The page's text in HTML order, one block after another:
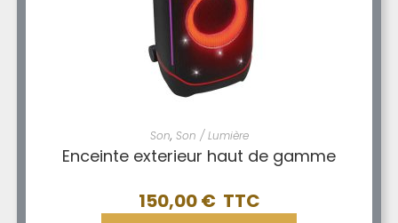
Son, Son / Lumière
Enceinte exterieur haut de gamme
150,00€